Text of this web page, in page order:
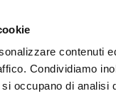
contenuti
Condividiamo
occupano di analisi